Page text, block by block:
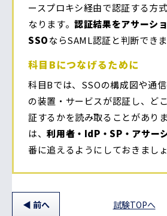
ースプロキシ経由で認証する方
なります。認証結果をアサーシ
SSOならSAML認証と判断できま
科目Bにつなげるために
科目Bでは、SSOの構成図や通
の装置・サービスが認証し、ど
証するかを読み取ることがあり
は、利用者・IdP・SP・アサー
番に追えるようにしておきましょ
前へ 試験TOPへ